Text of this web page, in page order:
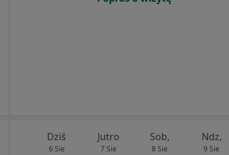
Dziś
6 Sie
Jutro
7 Sie
Sob,
8 Sie
Ndz,
9 Sie